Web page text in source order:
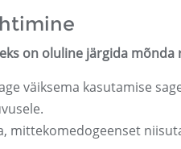
on oluline järgida mõnda
väiksema kasutamise
mittekomedogeenset